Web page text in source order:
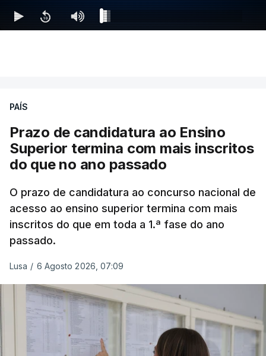
PAÍS
Prazo de candidatura ao Ensino
Superior termina com mais inscritos
do que no ano passado
O prazo de candidatura ao concurso nacional de
acesso ao ensino superior termina com mais
inscritos do que em toda a 1.ª fase do ano
passado.
Lusa / 6 Agosto 2026, 07:09